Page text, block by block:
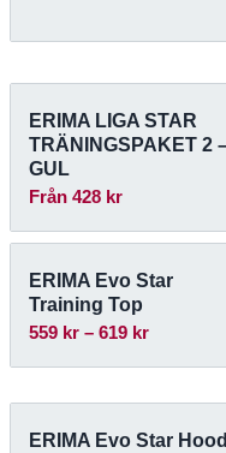
till
ERIMA LIGA STAR
TRÄNINGSPAKET 2
GUL
Från 428 kr
ERIMA Evo Star
Training Top
559 kr – 619 kr
ERIMA Evo Star